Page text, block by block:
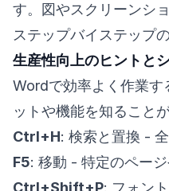
す。図やスクリーンシ
ステップバイステップ
生産性向上のヒントと
Wordで効率よく作業す
ットや機能を知ること
Ctrl+H: 検索と置換 -
F5: 移動 - 特定のペー
Ctrl+Shift+P: フォン